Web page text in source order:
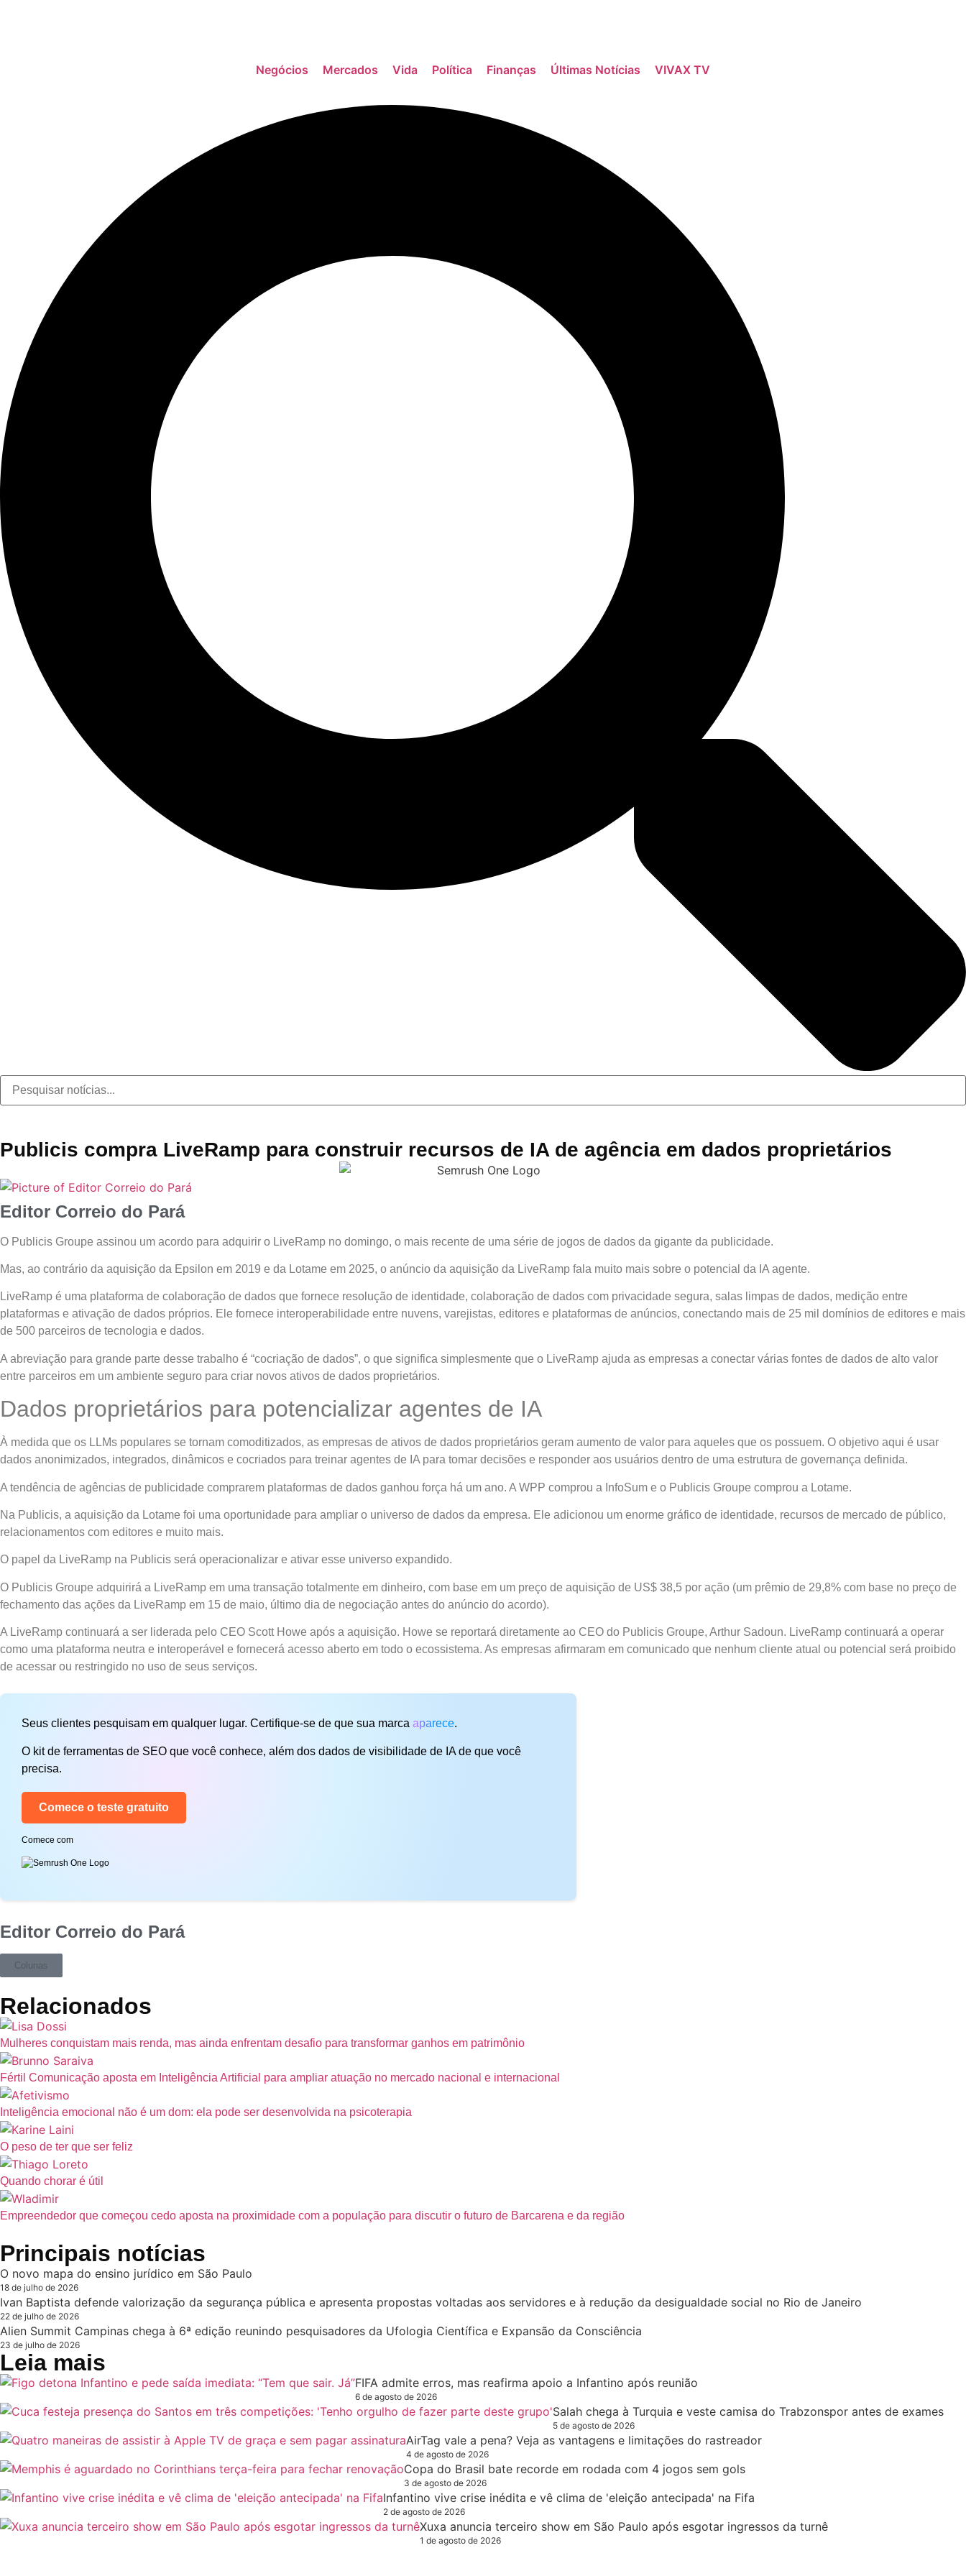
Negócios Mercados Vida Política Finanças Últimas Notícias VIVAX TV
Publicis compra LiveRamp para construir recursos de IA de agência em dados proprietários
Editor Correio do Pará
O Publicis Groupe assinou um acordo para adquirir o LiveRamp no domingo, o mais recente de uma série de jogos de dados da gigante da publicidade.
Mas, ao contrário da aquisição da Epsilon em 2019 e da Lotame em 2025, o anúncio da aquisição da LiveRamp fala muito mais sobre o potencial da IA ​​agente.
LiveRamp é uma plataforma de colaboração de dados que fornece resolução de identidade, colaboração de dados com privacidade segura, salas limpas de dados, medição entre
plataformas e ativação de dados próprios. Ele fornece interoperabilidade entre nuvens, varejistas, editores e plataformas de anúncios, conectando mais de 25 mil domínios de editores e mais
de 500 parceiros de tecnologia e dados.
A abreviação para grande parte desse trabalho é “cocriação de dados”, o que significa simplesmente que o LiveRamp ajuda as empresas a conectar várias fontes de dados de alto valor
entre parceiros em um ambiente seguro para criar novos ativos de dados proprietários.
Dados proprietários para potencializar agentes de IA
À medida que os LLMs populares se tornam comoditizados, as empresas de ativos de dados proprietários geram aumento de valor para aqueles que os possuem. O objetivo aqui é usar
dados anonimizados, integrados, dinâmicos e cocriados para treinar agentes de IA para tomar decisões e responder aos usuários dentro de uma estrutura de governança definida.
A tendência de agências de publicidade comprarem plataformas de dados ganhou força há um ano. A WPP comprou a InfoSum e o Publicis Groupe comprou a Lotame.
Na Publicis, a aquisição da Lotame foi uma oportunidade para ampliar o universo de dados da empresa. Ele adicionou um enorme gráfico de identidade, recursos de mercado de público,
relacionamentos com editores e muito mais.
O papel da LiveRamp na Publicis será operacionalizar e ativar esse universo expandido.
O Publicis Groupe adquirirá a LiveRamp em uma transação totalmente em dinheiro, com base em um preço de aquisição de US$ 38,5 por ação (um prêmio de 29,8% com base no preço de
fechamento das ações da LiveRamp em 15 de maio, último dia de negociação antes do anúncio do acordo).
A LiveRamp continuará a ser liderada pelo CEO Scott Howe após a aquisição. Howe se reportará diretamente ao CEO do Publicis Groupe, Arthur Sadoun. LiveRamp continuará a operar
como uma plataforma neutra e interoperável e fornecerá acesso aberto em todo o ecossistema. As empresas afirmaram em comunicado que nenhum cliente atual ou potencial será proibido
de acessar ou restringido no uso de seus serviços.
Seus clientes pesquisam em qualquer lugar. Certifique-se de que sua marca aparece.
O kit de ferramentas de SEO que você conhece, além dos dados de visibilidade de IA de que você
precisa.
Comece o teste gratuito
Comece com
Editor Correio do Pará
Colunas
Relacionados
Mulheres conquistam mais renda, mas ainda enfrentam desafio para transformar ganhos em patrimônio
Fértil Comunicação aposta em Inteligência Artificial para ampliar atuação no mercado nacional e internacional
Inteligência emocional não é um dom: ela pode ser desenvolvida na psicoterapia
O peso de ter que ser feliz
Quando chorar é útil
Empreendedor que começou cedo aposta na proximidade com a população para discutir o futuro de Barcarena e da região
Principais notícias
O novo mapa do ensino jurídico em São Paulo
18 de julho de 2026
Ivan Baptista defende valorização da segurança pública e apresenta propostas voltadas aos servidores e à redução da desigualdade social no Rio de Janeiro
22 de julho de 2026
Alien Summit Campinas chega à 6ª edição reunindo pesquisadores da Ufologia Científica e Expansão da Consciência
23 de julho de 2026
Leia mais
FIFA admite erros, mas reafirma apoio a Infantino após reunião
6 de agosto de 2026
Salah chega à Turquia e veste camisa do Trabzonspor antes de exames
5 de agosto de 2026
AirTag vale a pena? Veja as vantagens e limitações do rastreador
4 de agosto de 2026
Copa do Brasil bate recorde em rodada com 4 jogos sem gols
3 de agosto de 2026
Infantino vive crise inédita e vê clima de 'eleição antecipada' na Fifa
2 de agosto de 2026
Xuxa anuncia terceiro show em São Paulo após esgotar ingressos da turnê
1 de agosto de 2026